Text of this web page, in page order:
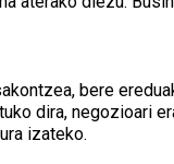
bere
dira, negozioari
izateko.